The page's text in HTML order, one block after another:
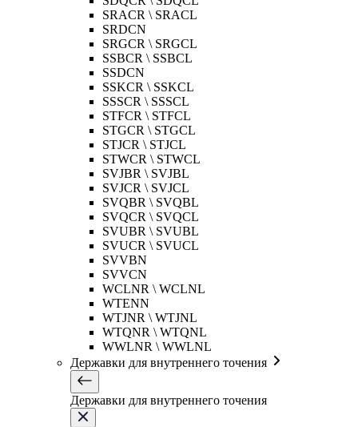
SRACR \ SRACL
SRDCN
SRGCR \ SRGCL
SSBCR \ SSBCL
SSDCN
SSKCR \ SSKCL
SSSCR \ SSSCL
STFCR \ STFCL
STGCR \ STGCL
STJCR \ STJCL
STWCR \ STWCL
SVJBR \ SVJBL
SVJCR \ SVJCL
SVQBR \ SVQBL
SVQCR \ SVQCL
SVUBR \ SVUBL
SVUCR \ SVUCL
SVVBN
SVVCN
WCLNR \ WCLNL
WTENN
WTJNR \ WTJNL
WTQNR \ WTQNL
WWLNR \ WWLNL
Державки для внутреннего точения
Державки для внутреннего точения